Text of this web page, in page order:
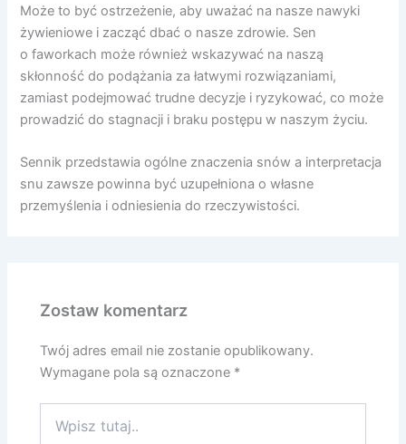
Może to być ostrzeżenie, aby uważać na nasze nawyki
żywieniowe i zacząć dbać o nasze zdrowie. Sen
o faworkach może również wskazywać na naszą
skłonność do podążania za łatwymi rozwiązaniami,
zamiast podejmować trudne decyzje i ryzykować, co może
prowadzić do stagnacji i braku postępu w naszym życiu.
Sennik przedstawia ogólne znaczenia snów a interpretacja
snu zawsze powinna być uzupełniona o własne
przemyślenia i odniesienia do rzeczywistości.
Zostaw komentarz
Twój adres email nie zostanie opublikowany.
Wymagane pola są oznaczone *
tutaj..